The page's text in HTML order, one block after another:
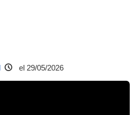
el 29/05/2026